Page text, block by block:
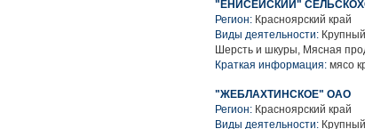
"ЕНИСЕЙСКИЙ"
Регион: Красноярский край
Виды деятельности:
Шерсть и шкуры, Мясная
Краткая информация: мясо
"ЖЕБЛАХТИНСКОЕ" ОАО
Регион: Красноярский край
Виды деятельности: